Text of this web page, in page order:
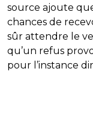
source ajoute
chances de
sûr attendre le
qu’un refus
pour l’instance